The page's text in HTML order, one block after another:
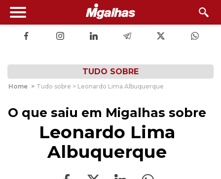
TUDO SOBRE
Home > Tudo sobre > Leonardo Lima Albuquerque
O que saiu em Migalhas sobre
Leonardo Lima
Albuquerque